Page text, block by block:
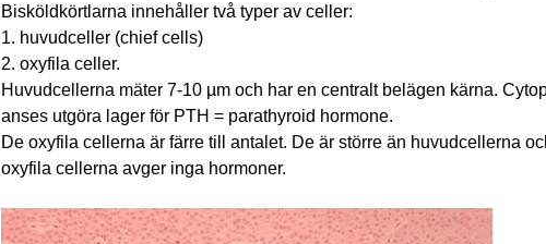
Bisköldkörtlarna innehåller två typer av celler:
1. huvudceller (chief cells)
2. oxyfila celler.
Huvudcellerna mäter 7-10 µm och har en centralt belägen kärna.
anses utgöra lager för PTH = parathyroid hormone.
De oxyfila cellerna är färre till antalet. De är större än huvudcellerna
oxyfila cellerna avger inga hormoner.